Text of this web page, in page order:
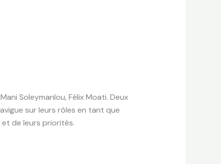
Soleymanlou, Félix Moati. Deux
sur leurs rôles en tant que
de leurs priorités.